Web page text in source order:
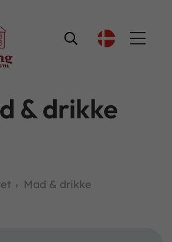

& drikke
Mad & drikke